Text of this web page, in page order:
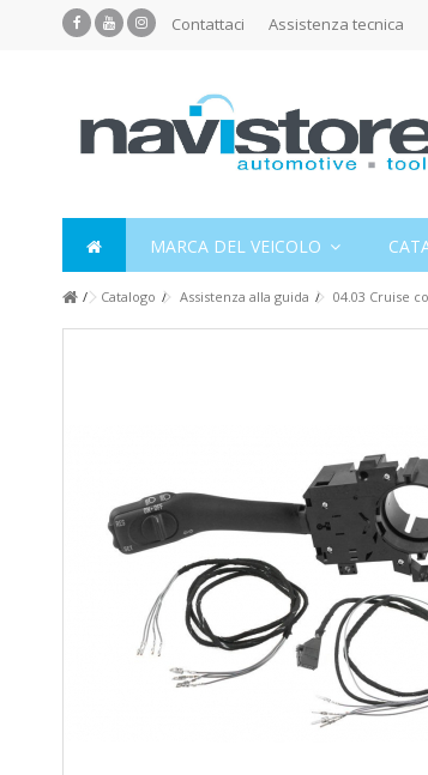
Contattaci Assistenza tecnica
MARCA DEL VEICOLO
Catalogo Assistenza alla guida 04.03 Cruise